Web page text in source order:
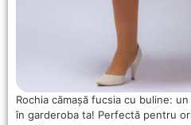
Rochia cămașă fucsia cu buline:
în garderoba ta! Perfectă pentru